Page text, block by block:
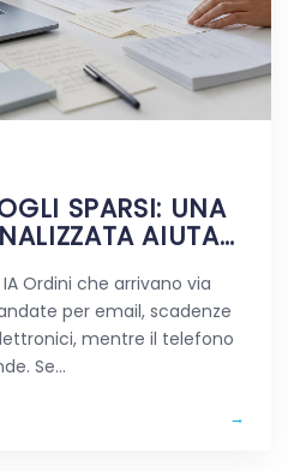
SPARSI: UNA
AIUTA
Ordini che arrivano via
per email, scadenze
mentre il telefono
Se…
→